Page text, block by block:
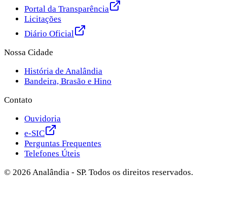
Portal da Transparência
Licitações
Diário Oficial
Nossa Cidade
História de Analândia
Bandeira, Brasão e Hino
Contato
Ouvidoria
e-SIC
Perguntas Frequentes
Telefones Úteis
© 2026 Analândia - SP. Todos os direitos reservados.